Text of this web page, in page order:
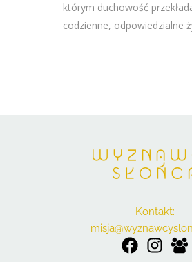
którym duchowość
codzienne, odpowiedzialne
Kontakt: